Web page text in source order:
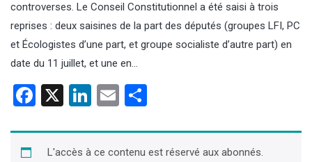
controverses. Le Conseil Constitutionnel a été saisi à trois
reprises : deux saisines de la part des députés (groupes LFI, PC
et Écologistes d’une part, et groupe socialiste d’autre part) en
date du 11 juillet, et une en…
Facebook
X LinkedIn
Email
L'accès à ce contenu est réservé aux abonnés.